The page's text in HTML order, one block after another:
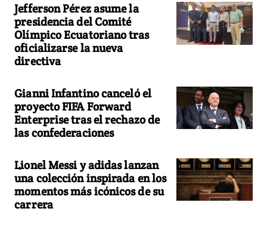
Jefferson Pérez asume la
presidencia del Comité
Olímpico Ecuatoriano tras
oficializarse la nueva
directiva
Gianni Infantino canceló el
proyecto FIFA Forward
Enterprise tras el rechazo de
las confederaciones
Lionel Messi y adidas lanzan
una colección inspirada en los
momentos más icónicos de su
carrera